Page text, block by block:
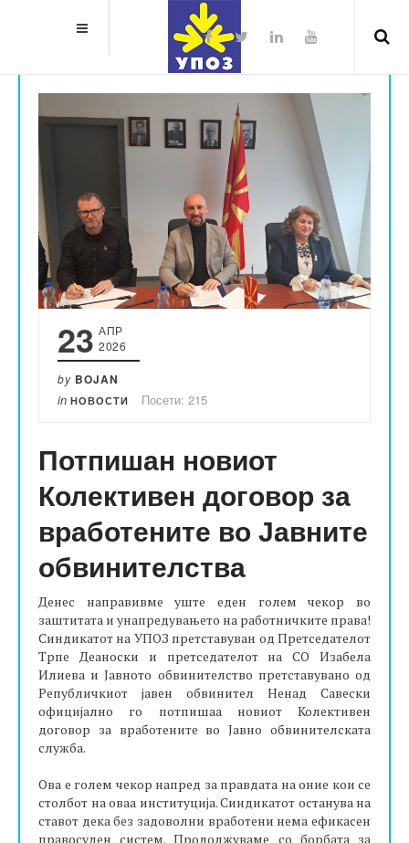
23 АПР
2026
by BOJAN
in НОВОСТИ Посети: 215
Потпишан новиот
Колективен договор за
вработените во Јавните
обвинителства
​Денес направивме уште еден голем чекор во
заштитата и унапредувањето на работничките права!
Синдикатот на УПОЗ претставуван од Претседателот
Трпе Деаноски и претседателот на СО Изабела
Илиева и Јавното обвинителство претставувано од
Републичкиот јавен обвинител Ненад Савески
официјално го потпишаа новиот Колективен
договор за вработените во Јавно обвинителската
служба.
Ова е голем чекор напред за правдата на оние кои се
столбот на оваа институција. Синдикатот останува на
ставот дека без задоволни вработени нема ефикасен
правосуден систем. Продолжуваме со борбата за